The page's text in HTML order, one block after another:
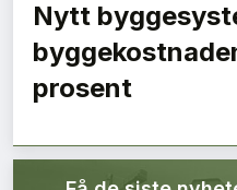
Tips redaksjonen
Annonsering
Nytt
prosent